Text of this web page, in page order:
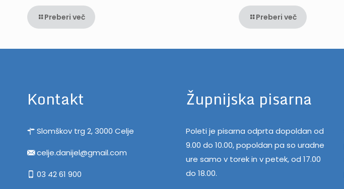
Preberi več Preberi več
Kontakt
Slomškov trg 2, 3000 Celje
celje.danijel@gmail.com
03 42 61 900
Župnijska pisarna
Poleti je pisarna odprta dopoldan od
9.00 do 10.00, popoldan pa so uradne
ure samo v torek in v petek, od 17.00
do 18.00.